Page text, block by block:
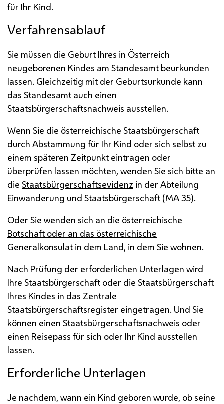
für Ihr Kind.
Verfahrensablauf
Sie müssen die Geburt Ihres in Österreich
neugeborenen Kindes am Standesamt beurkunden
lassen. Gleichzeitig mit der Geburtsurkunde kann
das Standesamt auch einen
Staatsbürgerschaftsnachweis ausstellen.
Wenn Sie die österreichische Staatsbürgerschaft
durch Abstammung für Ihr Kind oder sich selbst zu
einem späteren Zeitpunkt eintragen oder
überprüfen lassen möchten, wenden Sie sich bitte an
die Staatsbürgerschaftsevidenz in der Abteilung
Einwanderung und Staatsbürgerschaft (MA35).
Oder Sie wenden sich an die österreichische
Botschaft oder an das österreichische
Generalkonsulat in dem Land, in dem Sie wohnen.
Nach Prüfung der erforderlichen Unterlagen wird
Ihre Staatsbürgerschaft oder die Staatsbürgerschaft
Ihres Kindes in das Zentrale
Staatsbürgerschaftsregister eingetragen. Und Sie
können einen Staatsbürgerschaftsnachweis oder
einen Reisepass für sich oder Ihr Kind ausstellen
lassen.
Erforderliche Unterlagen
Je nachdem, wann ein Kind geboren wurde, ob seine